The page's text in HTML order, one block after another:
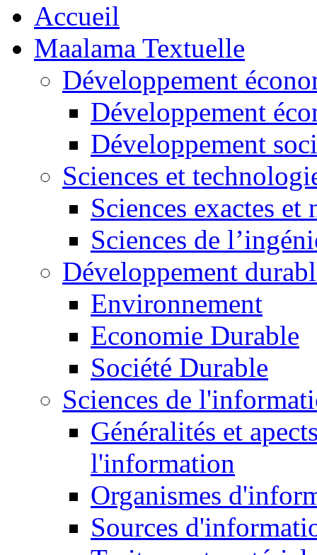
Accueil
Maalama Textuelle
Développement
Développement
Développement
Sciences et
Sciences exactes et
Sciences de
Développement
Environnement
Economie Durable
Société Durable
Sciences de
Généralités et
l'information
Organismes
Sources